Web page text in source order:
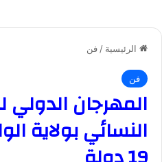
الرئيسية / فن
فن
المهرجان الدولي
النسائي بولاية